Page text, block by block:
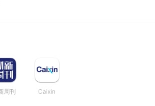
周刊 Caixin